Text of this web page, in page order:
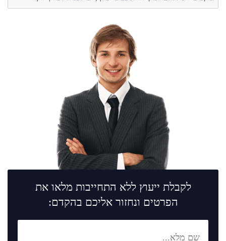
לקבלת ייעוץ ללא התחייבות מלאו את
הפרטים ונחזור אליכם בהקדם: